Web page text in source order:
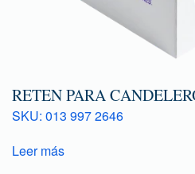
RETEN PARA
SKU: 013 997 2646
Leer más